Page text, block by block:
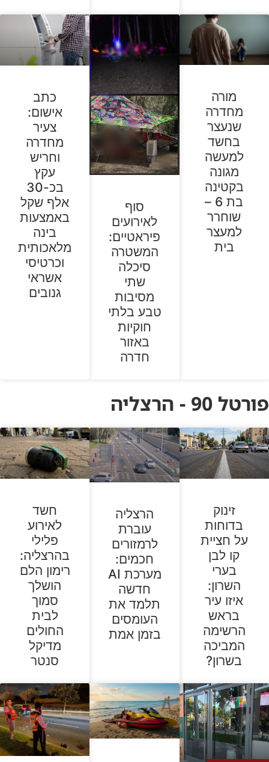
מורה
מחדרה
שנעצר
בחשד
למעשה
מגונה
בקטינה
בת 6 –
שוחרר
למעצר
בית
סוף
לאירועים
פיראטיים:
המשטרה
סיכלה
שתי
מסיבות
טבע בלתי
חוקיות
באזור
חדרה
כתב
אישום:
צעיר
מחדרה
וחריש
עקץ
בכ-30
אלף שקל
באמצעות
בינה
מלאכותית
וכרטיסי
אשראי
גנובים
פורטל 90 - הרצליה
זינוק
בדוחות
על חציית
קו לבן
בערי
השרון:
איזו עיר
בראש
הרשימה
המביכה
בשרון?
הרצליה
עוברת
לרמזורים
חכמים:
מערכת AI
חדשה
תלמד את
העומסים
בזמן אמת
חשד
לאירוע
פלילי
בהרצליה:
רימון הלם
הושלך
סמוך
לבית
החולים
מדיקל
סנטר